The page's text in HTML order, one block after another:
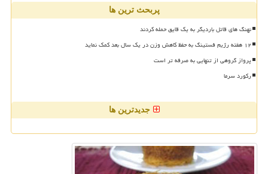
پربحث ترین ها
نهنگ های قاتل باردیگر به یک قایق حمله کردند
۱۲ هفته رژیم فستینگ به حفظ کاهش وزن در یک سال بعد کمک نماید
پرواز گروهی از تنهایی به صرفه تر است
رکورد سرما
جدیدترین ها